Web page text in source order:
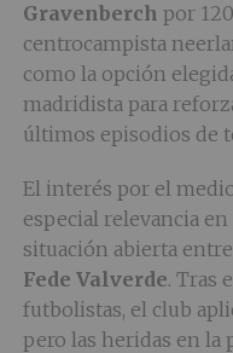
Gravenberch por
centrocampista
como la opción
madridista para
últimos episodios de
El interés por el
especial relevancia
situación abierta entre
Fede Valverde. Tras
futbolistas, el club
pero las heridas en la